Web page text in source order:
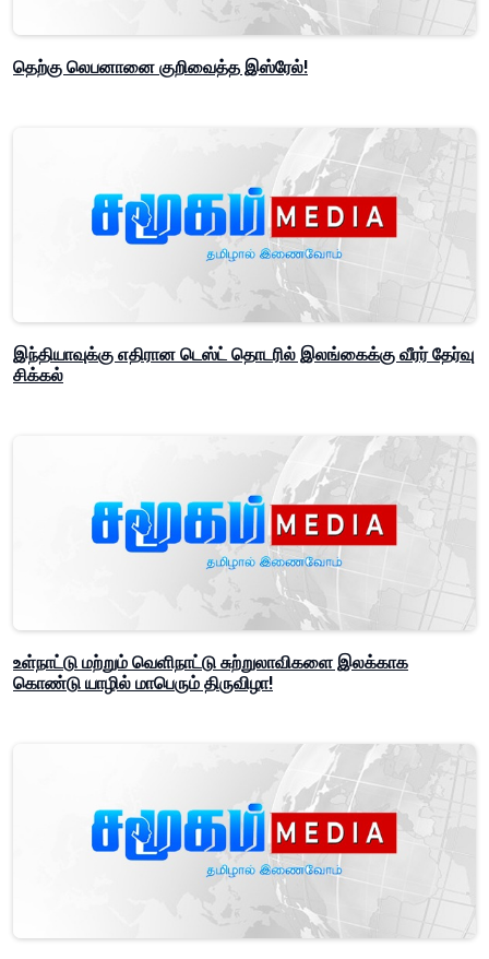
தெற்கு லெபனானை குறிவைத்த இஸ்ரேல்!
இந்தியாவுக்கு எதிரான டெஸ்ட் தொடரில் இலங்கைக்கு வீரர் தேர்வு
சிக்கல்
உள்நாட்டு மற்றும் வெளிநாட்டு சுற்றுலாவிகளை இலக்காக
கொண்டு யாழில் மாபெரும் திருவிழா!